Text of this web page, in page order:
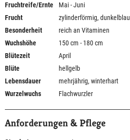
Fruchtreife/Ernte
Mai - Juni
Frucht
zylinderförmig, dunkelblau
Besonderheit
reich an Vitaminen
Wuchshöhe
150 cm - 180 cm
Blütezeit
April
Blüte
hellgelb
Lebensdauer
mehrjährig, winterhart
Wurzelwuchs
Flachwurzler
Anforderungen & Pflege